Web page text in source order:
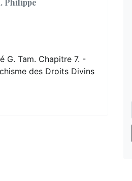
Philippe
G. Tam. Chapitre 7. -
des Droits Divins